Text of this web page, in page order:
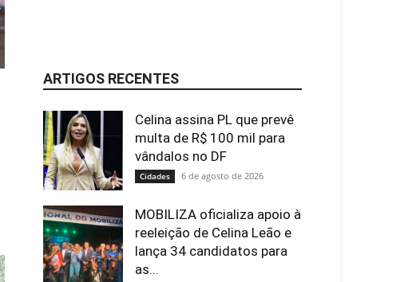
ARTIGOS RECENTES
Celina assina PL que prevê
multa de R$ 100 mil para
vândalos no DF
Cidades 6 de agosto de 2026
MOBILIZA oficializa apoio à
reeleição de Celina Leão e
lança 34 candidatos para
as...